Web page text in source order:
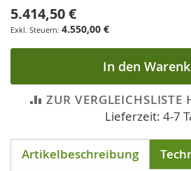
5.414,50 €
4.550,00 €
In den
ZUR VERGLEICHSLISTE
Lieferzeit: 4-7
Artikelbeschreibung